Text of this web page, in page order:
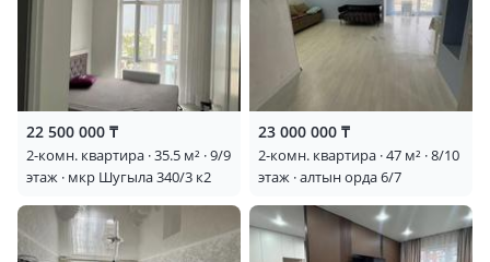
22 500 000 ₸
2-комн. квартира · 35.5 м² · 9/9
этаж · мкр Шугыла 340/3 к2
23 000 000 ₸
2-комн. квартира · 47 м² · 8/10
этаж · алтын орда 6/7